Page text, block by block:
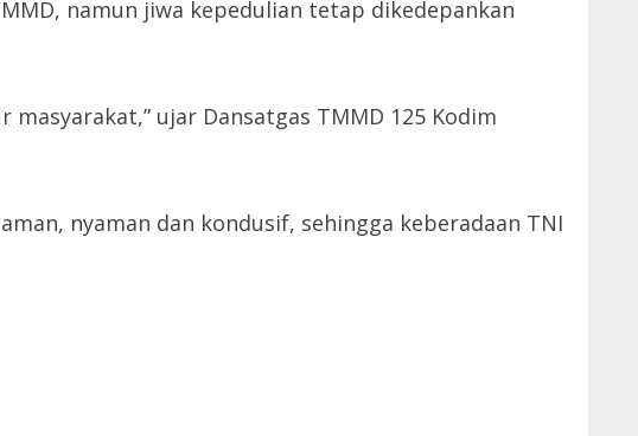
namun jiwa kepedulian tetap dikedepankan
ujar Dansatgas TMMD 125 Kodim
nyaman dan kondusif, sehingga keberadaan TNI